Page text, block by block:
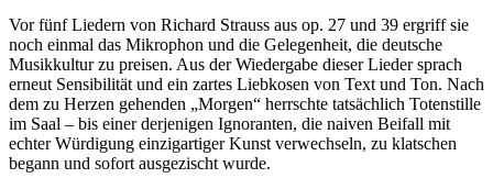
Vor fünf Liedern von Richard Strauss aus op. 27 und 39 ergriff sie
noch einmal das Mikrophon und die Gelegenheit, die deutsche
Musikkultur zu preisen. Aus der Wiedergabe dieser Lieder sprach
erneut Sensibilität und ein zartes Liebkosen von Text und Ton. Nach
dem zu Herzen gehenden „Morgen“ herrschte tatsächlich Totenstille
im Saal – bis einer derjenigen Ignoranten, die naiven Beifall mit
echter Würdigung einzigartiger Kunst verwechseln, zu klatschen
begann und sofort ausgezischt wurde.